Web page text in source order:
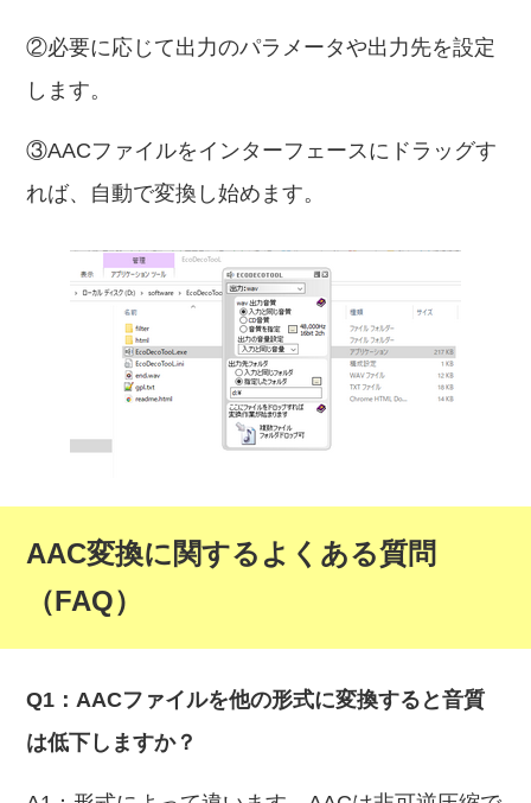
②必要に応じて出力のパラメータや出力先を設定
します。
③AACファイルをインターフェースにドラッグす
れば、自動で変換し始めます。
AAC変換に関するよくある質問
（FAQ）
Q1：AACファイルを他の形式に変換すると音質
は低下しますか？